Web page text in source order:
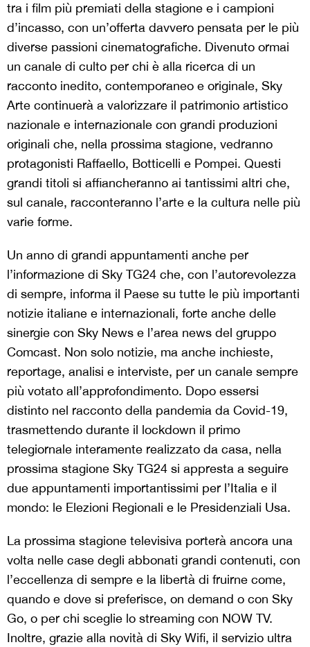
tra i film più premiati della stagione e i campioni
d’incasso, con un’offerta davvero pensata per le più
diverse passioni cinematografiche. Divenuto ormai
un canale di culto per chi è alla ricerca di un
racconto inedito, contemporaneo e originale, Sky
Arte continuerà a valorizzare il patrimonio artistico
nazionale e internazionale con grandi produzioni
originali che, nella prossima stagione, vedranno
protagonisti Raffaello, Botticelli e Pompei. Questi
grandi titoli si affiancheranno ai tantissimi altri che,
sul canale, racconteranno l’arte e la cultura nelle più
varie forme.
Un anno di grandi appuntamenti anche per
l’informazione di Sky TG24 che, con l’autorevolezza
di sempre, informa il Paese su tutte le più importanti
notizie italiane e internazionali, forte anche delle
sinergie con Sky News e l’area news del gruppo
Comcast. Non solo notizie, ma anche inchieste,
reportage, analisi e interviste, per un canale sempre
più votato all’approfondimento. Dopo essersi
distinto nel racconto della pandemia da Covid-19,
trasmettendo durante il lockdown il primo
telegiornale interamente realizzato da casa, nella
prossima stagione Sky TG24 si appresta a seguire
due appuntamenti importantissimi per l’Italia e il
mondo: le Elezioni Regionali e le Presidenziali Usa.
La prossima stagione televisiva porterà ancora una
volta nelle case degli abbonati grandi contenuti, con
l’eccellenza di sempre e la libertà di fruirne come,
quando e dove si preferisce, on demand o con Sky
Go, o per chi sceglie lo streaming con NOW TV.
Inoltre, grazie alla novità di Sky Wifi, il servizio ultra